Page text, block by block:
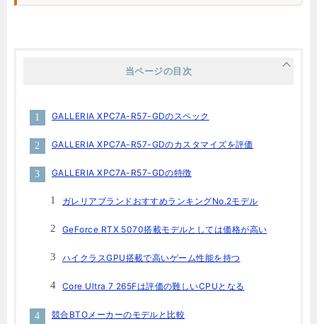
当ページの目次
GALLERIA XPC7A-R57-GDのスペック
GALLERIA XPC7A-R57-GDのカスタマイズを評価
GALLERIA XPC7A-R57-GDの特徴
ガレリアブランドおすすめランキングNo.2モデル
GeForce RTX 5070搭載モデルとしては価格が高い
ハイクラスGPU搭載で高いゲーム性能を持つ
Core Ultra 7 265Fは評価の難しいCPUとなる
競合BTOメーカーのモデルと比較